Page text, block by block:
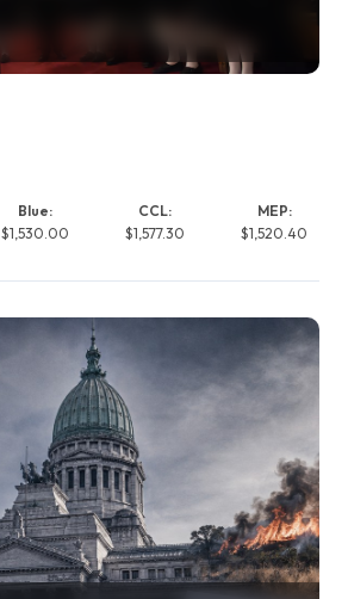
Blue:
$1,530.00
CCL:
$1,577.30
MEP:
$1,520.40